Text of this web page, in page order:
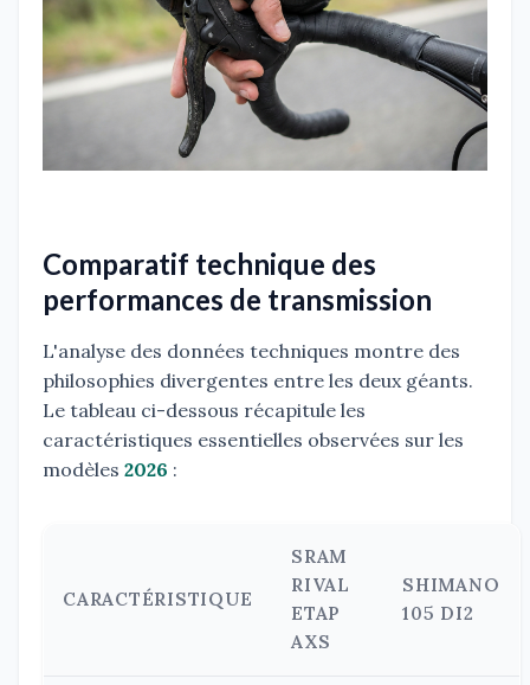
Comparatif technique des
performances de transmission
L'analyse des données techniques montre des
philosophies divergentes entre les deux géants.
Le tableau ci-dessous récapitule les
caractéristiques essentielles observées sur les
modèles 2026 :
CARACTÉRISTIQUE
SRAM
RIVAL
ETAP
AXS
SHIMANO
105 DI2